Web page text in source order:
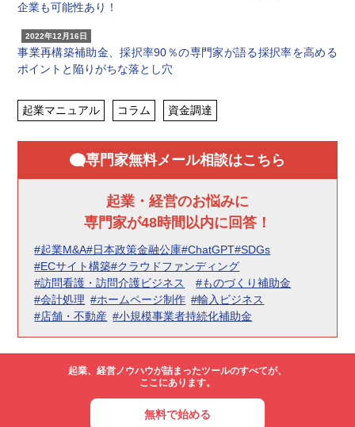
企業も可能性あり！
2022年12月16日
事業再構築補助金、採択率90％の専門家が語る採択率を高める
ポイントと陥りがちな落とし穴
起業マニュアル コラム 資金調達
専門家無料メール相談はこちら
起業・経営のお悩みに
専門家が48時間以内に回答！
#起業M&A#日本政策金融公庫#ChatGPT#SDGs
#ECサイト構築#クラウドファンディング
#訪問看護・訪問介護ビジネス
#ものづくり補助金
#会計処理 #ホームページ制作 #輸入ビジネス
#店舗・不動産 #小規模事業者持続化補助金
起業、経営ノウハウが詰まったツールのすべてが、
ここにあります。
無料で始める